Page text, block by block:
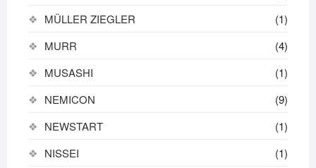
MÜLLER ZIEGLER
(1)
MURR
(4)
MUSASHI
(1)
NEMICON
(9)
NEWSTART
(1)
NISSEI
(1)